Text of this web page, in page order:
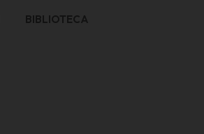
BIBLIOTECA